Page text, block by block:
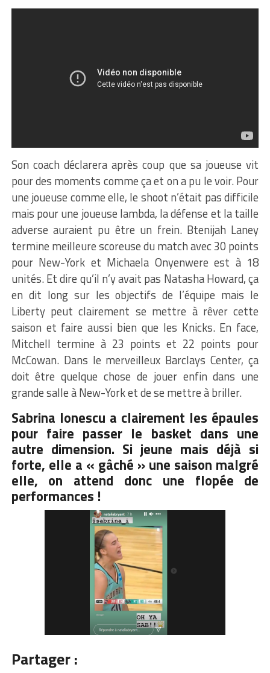
Son coach déclarera après coup que sa joueuse vit
pour des moments comme ça et on a pu le voir. Pour
une joueuse comme elle, le shoot n’était pas difficile
mais pour une joueuse lambda, la défense et la taille
adverse auraient pu être un frein. Btenijah Laney
termine meilleure scoreuse du match avec 30 points
pour New-York et Michaela Onyenwere est à 18
unités. Et dire qu’il n’y avait pas Natasha Howard, ça
en dit long sur les objectifs de l’équipe mais le
Liberty peut clairement se mettre à rêver cette
saison et faire aussi bien que les Knicks. En face,
Mitchell termine à 23 points et 22 points pour
McCowan. Dans le merveilleux Barclays Center, ça
doit être quelque chose de jouer enfin dans une
grande salle à New-York et de se mettre à briller.
Sabrina Ionescu a clairement les épaules
pour faire passer le basket dans une
autre dimension. Si jeune mais déjà si
forte, elle a « gâché » une saison malgré
elle, on attend donc une flopée de
performances !
Partager :